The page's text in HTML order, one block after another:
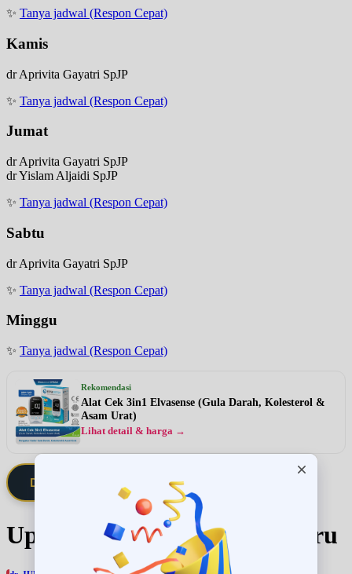
✨ Tanya jadwal (Respon Cepat)
Kamis
dr Aprivita Gayatri SpJP
✨ Tanya jadwal (Respon Cepat)
Jumat
dr Aprivita Gayatri SpJP
dr Yislam Aljaidi SpJP
✨ Tanya jadwal (Respon Cepat)
Sabtu
dr Aprivita Gayatri SpJP
✨ Tanya jadwal (Respon Cepat)
Minggu
✨ Tanya jadwal (Respon Cepat)
Rekomendasi
Alat Cek 3in1 Elvasense (Gula Darah, Kolesterol &
Asam Urat)
Lihat detail & harga →
Daftarkan Saya via Member VIP
Update Jadwal Dokter terbaru